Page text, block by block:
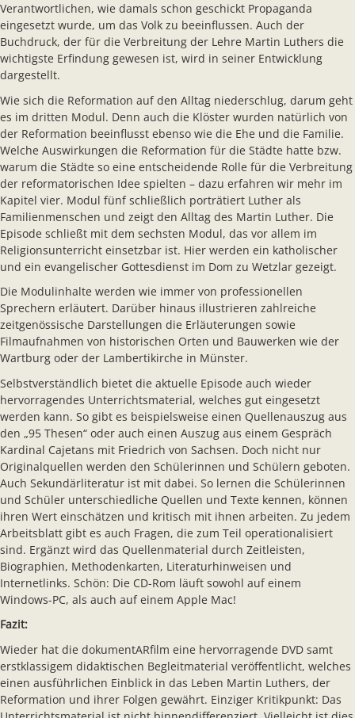
Verantwortlichen, wie damals schon geschickt Propaganda
eingesetzt wurde, um das Volk zu beeinflussen. Auch der
Buchdruck, der für die Verbreitung der Lehre Martin Luthers die
wichtigste Erfindung gewesen ist, wird in seiner Entwicklung
dargestellt.
Wie sich die Reformation auf den Alltag niederschlug, darum geht
es im dritten Modul. Denn auch die Klöster wurden natürlich von
der Reformation beeinflusst ebenso wie die Ehe und die Familie.
Welche Auswirkungen die Reformation für die Städte hatte bzw.
warum die Städte so eine entscheidende Rolle für die Verbreitung
der reformatorischen Idee spielten – dazu erfahren wir mehr im
Kapitel vier. Modul fünf schließlich porträtiert Luther als
Familienmenschen und zeigt den Alltag des Martin Luther. Die
Episode schließt mit dem sechsten Modul, das vor allem im
Religionsunterricht einsetzbar ist. Hier werden ein katholischer
und ein evangelischer Gottesdienst im Dom zu Wetzlar gezeigt.
Die Modulinhalte werden wie immer von professionellen
Sprechern erläutert. Darüber hinaus illustrieren zahlreiche
zeitgenössische Darstellungen die Erläuterungen sowie
Filmaufnahmen von historischen Orten und Bauwerken wie der
Wartburg oder der Lambertikirche in Münster.
Selbstverständlich bietet die aktuelle Episode auch wieder
hervorragendes Unterrichtsmaterial, welches gut eingesetzt
werden kann. So gibt es beispielsweise einen Quellenauszug aus
den „95 Thesen“ oder auch einen Auszug aus einem Gespräch
Kardinal Cajetans mit Friedrich von Sachsen. Doch nicht nur
Originalquellen werden den Schülerinnen und Schülern geboten.
Auch Sekundärliteratur ist mit dabei. So lernen die Schülerinnen
und Schüler unterschiedliche Quellen und Texte kennen, können
ihren Wert einschätzen und kritisch mit ihnen arbeiten. Zu jedem
Arbeitsblatt gibt es auch Fragen, die zum Teil operationalisiert
sind. Ergänzt wird das Quellenmaterial durch Zeitleisten,
Biographien, Methodenkarten, Literaturhinweisen und
Internetlinks. Schön: Die CD-Rom läuft sowohl auf einem
Windows-PC, als auch auf einem Apple Mac!
Fazit:
Wieder hat die dokumentARfilm eine hervorragende DVD samt
erstklassigem didaktischen Begleitmaterial veröffentlicht, welches
einen ausführlichen Einblick in das Leben Martin Luthers, der
Reformation und ihrer Folgen gewährt. Einziger Kritikpunkt: Das